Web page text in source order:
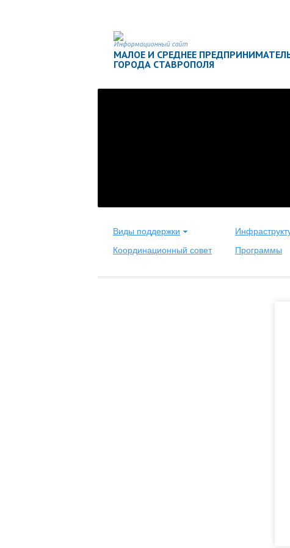
Информационный сайт
МАЛОЕ И СРЕДНЕЕ
ГОРОДА СТАВРОПОЛЯ
Виды поддержки
Координационный совет
Программы